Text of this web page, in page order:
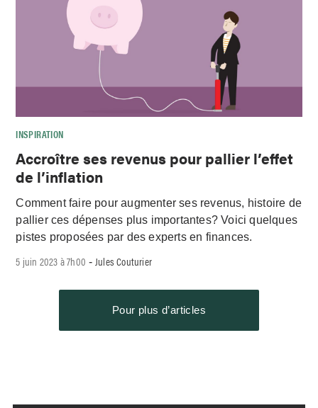
INSPIRATION
Accroître ses revenus pour pallier l’effet
de l’inflation
Comment faire pour augmenter ses revenus, histoire de
pallier ces dépenses plus importantes? Voici quelques
pistes proposées par des experts en finances.
5 juin 2023 à 7h00 -Jules Couturier
Pour plus d’articles